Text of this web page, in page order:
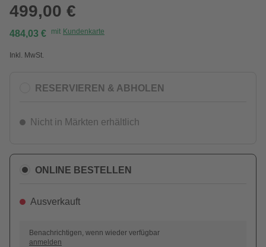
499,00 €
484,03 € mit Kundenkarte
Inkl. MwSt.
RESERVIEREN & ABHOLEN
Nicht in Märkten erhältlich
ONLINE BESTELLEN
Ausverkauft
Benachrichtigen, wenn wieder verfügbar
anmelden